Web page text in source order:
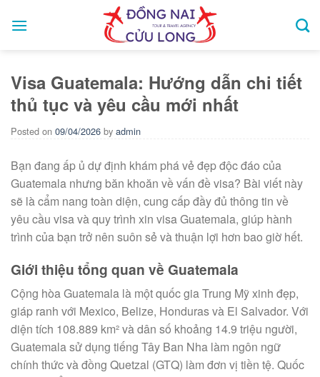
Visa Guatemala: Hướng dẫn chi tiết
thủ tục và yêu cầu mới nhất
Posted on 09/04/2026 by admin
Bạn đang ấp ủ dự định khám phá vẻ đẹp độc đáo của
Guatemala nhưng băn khoăn về vấn đề visa? Bài viết này
sẽ là cẩm nang toàn diện, cung cấp đầy đủ thông tin về
yêu cầu visa và quy trình xin visa Guatemala, giúp hành
trình của bạn trở nên suôn sẻ và thuận lợi hơn bao giờ hết.
Giới thiệu tổng quan về Guatemala
Cộng hòa Guatemala là một quốc gia Trung Mỹ xinh đẹp,
giáp ranh với Mexico, Belize, Honduras và El Salvador. Với
diện tích 108.889 km² và dân số khoảng 14.9 triệu người,
Guatemala sử dụng tiếng Tây Ban Nha làm ngôn ngữ
chính thức và đồng Quetzal (GTQ) làm đơn vị tiền tệ. Quốc